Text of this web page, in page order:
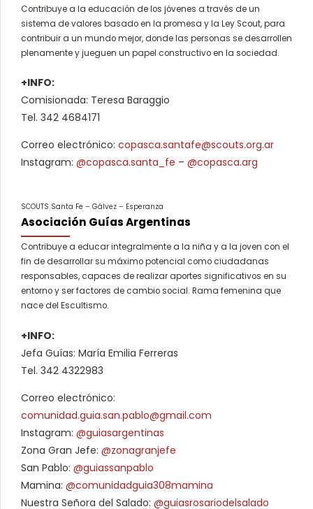
Contribuye a la educación de los jóvenes a través de un
sistema de valores basado en la promesa y la Ley Scout, para
contribuir a un mundo mejor, donde las personas se desarrollen
plenamente y jueguen un papel constructivo en la sociedad.
+INFO:
Comisionada: Teresa Baraggio
Tel. 342 4684171
Correo electrónico: copasca.santafe@scouts.org.ar
Instagram: @copasca.santa_fe – @copasca.arg
SCOUTS Santa Fe – Gálvez – Esperanza
Asociación Guías Argentinas
Contribuye a educar integralmente a la niña y a la joven con el
fin de desarrollar su máximo potencial como ciudadanas
responsables, capaces de realizar aportes significativos en su
entorno y ser factores de cambio social. Rama femenina que
nace del Escultismo.
+INFO:
Jefa Guías: María Emilia Ferreras
Tel. 342 4322983
Correo electrónico:
comunidad.guia.san.pablo@gmail.com
Instagram: @guiasargentinas
Zona Gran Jefe: @zonagranjefe
San Pablo: @guiassanpablo
Mamina: @comunidadguia308mamina
Nuestra Señora del Salado: @guiasrosariodelsalado